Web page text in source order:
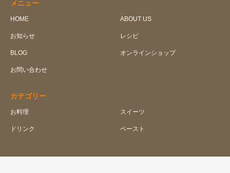
メニュー
HOME ABOUT US
お知らせ レシピ
BLOG オンラインショップ
お問い合わせ
カテゴリー
お料理 スイーツ
ドリンク ペースト